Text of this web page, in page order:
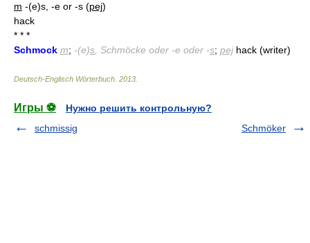
m -(e)s, -e or -s (pej)
hack
* * *
Schmock m; -(e)s , Schmöcke oder -e oder -s; pejhack (writer)
Deutsch-Englisch Wörterbuch 2013
Игры ⚽
Нужно решить контрольную?
schmissig
Schmöker